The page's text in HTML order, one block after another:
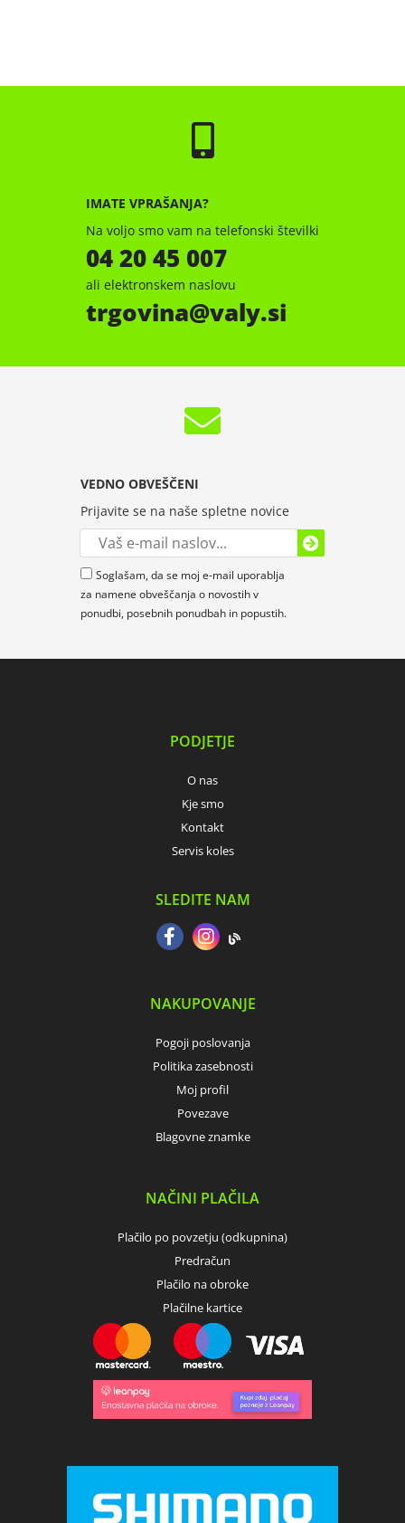
IMATE VPRAŠANJA?
Na voljo smo vam na telefonski številki
04 20 45 007
ali elektronskem naslovu
trgovina valy.si
VEDNO OBVEŠČENI
Prijavite se na naše spletne novice
Soglašam, da se moj e-mail uporablja
za namene obveščanja o novostih v
ponudbi, posebnih ponudbah in popustih.
PODJETJE
O nas
Kje smo
Kontakt
Servis koles
SLEDITE NAM
NAKUPOVANJE
Pogoji poslovanja
Politika zasebnosti
Moj profil
Povezave
Blagovne znamke
NAČINI PLAČILA
Plačilo po povzetju (odkupnina)
Predračun
Plačilo na obroke
Plačilne kartice